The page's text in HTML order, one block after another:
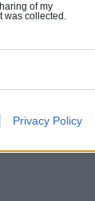
of my
was collected.
Privacy Policy